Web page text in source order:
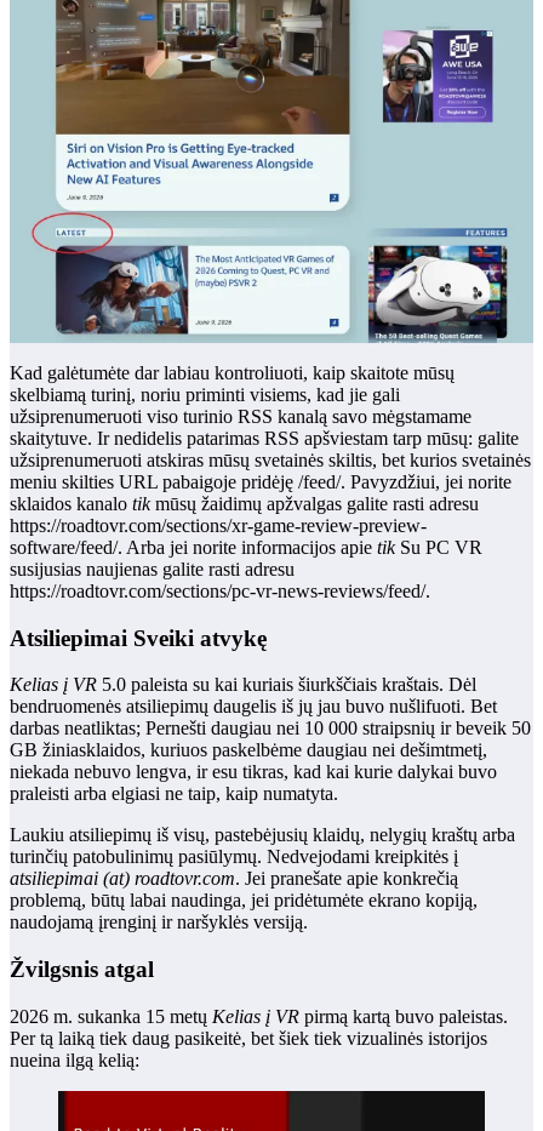
Kad galėtumėte dar labiau kontroliuoti, kaip skaitote mūsų
skelbiamą turinį, noriu priminti visiems, kad jie gali
užsiprenumeruoti viso turinio RSS kanalą savo mėgstamame
skaitytuve. Ir nedidelis patarimas RSS apšviestam tarp mūsų: galite
užsiprenumeruoti atskiras mūsų svetainės skiltis, bet kurios svetainės
meniu skilties URL pabaigoje pridėję /feed/. Pavyzdžiui, jei norite
sklaidos kanalo tikmūsų žaidimų apžvalgas galite rasti adresu
https://roadtovr.com/sections/xr-game-review-preview-
software/feed/. Arba jei norite informacijos apie tikSu PC VR
susijusias naujienas galite rasti adresu
https://roadtovr.com/sections/pc-vr-news-reviews/feed/.
Atsiliepimai Sveiki atvykę
Kelias į VR 5.0 paleista su kai kuriais šiurkščiais kraštais. Dėl
bendruomenės atsiliepimų daugelis iš jų jau buvo nušlifuoti. Bet
darbas neatliktas; Pernešti daugiau nei 10 000 straipsnių ir beveik 50
GB žiniasklaidos, kuriuos paskelbėme daugiau nei dešimtmetį,
niekada nebuvo lengva, ir esu tikras, kad kai kurie dalykai buvo
praleisti arba elgiasi ne taip, kaip numatyta.
Laukiu atsiliepimų iš visų, pastebėjusių klaidų, nelygių kraštų arba
turinčių patobulinimų pasiūlymų. Nedvejodami kreipkitės į
atsiliepimai (at) roadtovr.com. Jei pranešate apie konkrečią
problemą, būtų labai naudinga, jei pridėtumėte ekrano kopiją,
naudojamą įrenginį ir naršyklės versiją.
Žvilgsnis atgal
2026 m. sukanka 15 metų Kelias į VR pirmą kartą buvo paleistas.
Per tą laiką tiek daug pasikeitė, bet šiek tiek vizualinės istorijos
nueina ilgą kelią: